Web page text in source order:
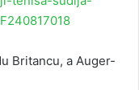
Britancu, a Auger-